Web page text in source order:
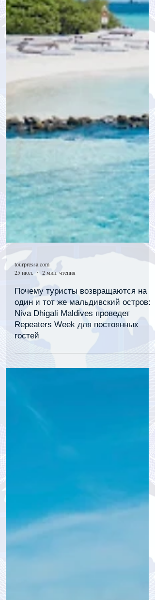
25 июл.
2 мин. чтения
Почему туристы возвращаются на
один и тот же мальдивский остров:
Niva Dhigali Maldives проведет
Repeaters Week для постоянных